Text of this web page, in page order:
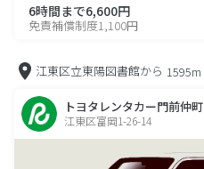
6時間まで6,600円
免責補償制度1,100円
江東区立東陽図書館から 1595m
トヨタレンタカー門前仲町
江東区富岡1-26-14